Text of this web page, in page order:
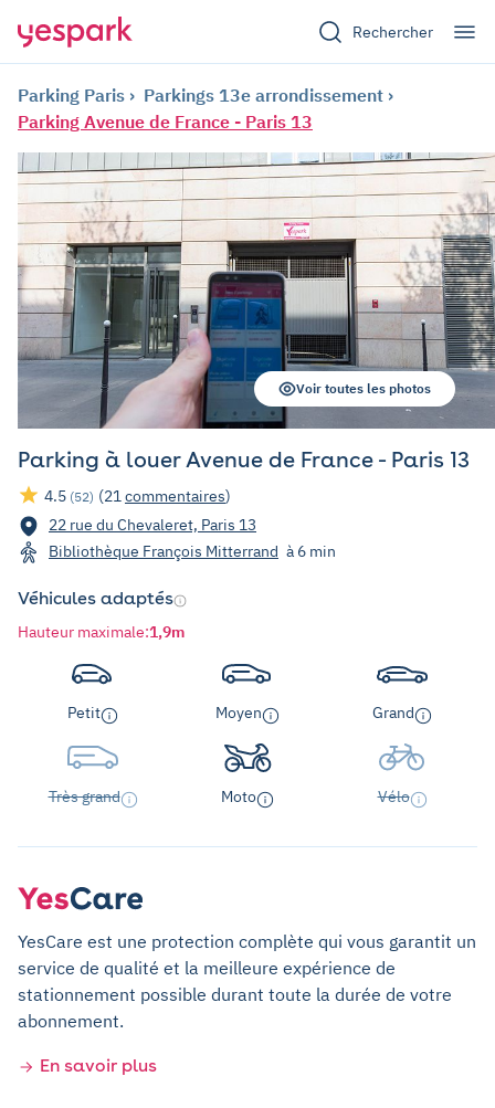
Rechercher
Parking Paris
Parkings 13e arrondissement
Parking Avenue de France - Paris 13
Parking à louer Avenue de France - Paris 13
4.5 (52) (21commentaires)
22 rue du Chevaleret, Paris 13
Bibliothèque François Mitterrand à 6 min
Voir toutes les photos
Véhicules adaptés
Hauteur maximale:1,9m
Petit Moyen Grand
Très grand Moto Vélo
YesCare est une protection complète qui vous garantit un
service de qualité et la meilleure expérience de
stationnement possible durant toute la durée de votre
abonnement.
En savoir plus